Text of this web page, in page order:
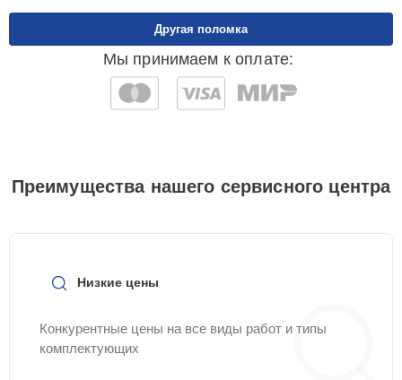
Мы принимаем к оплате:
Другая поломка
Преимущества нашего сервисного центра
Низкие цены
Конкурентные цены на все виды работ и типы
комплектующих